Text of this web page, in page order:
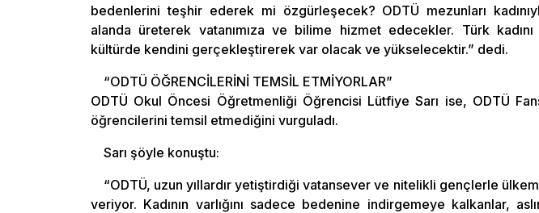
bedenlerini teşhir ederek mi özgürleşecek? ODTÜ mezunları
alanda üreterek vatanımıza ve bilime hizmet edecekler. Türk
kültürde kendini gerçekleştirerek var olacak ve yükselecektir.” dedi.
“ODTÜ ÖĞRENCİLERİNİ TEMSİL ETMİYORLAR”
ODTÜ Okul Öncesi Öğretmenliği Öğrencisi Lütfiye Sarı ise, ODTÜ
öğrencilerini temsil etmediğini vurguladı.
Sarı şöyle konuştu:
“ODTÜ, uzun yıllardır yetiştirdiği vatansever ve nitelikli gençlerle
veriyor. Kadının varlığını sadece bedenine indirgemeye kalkanlar,